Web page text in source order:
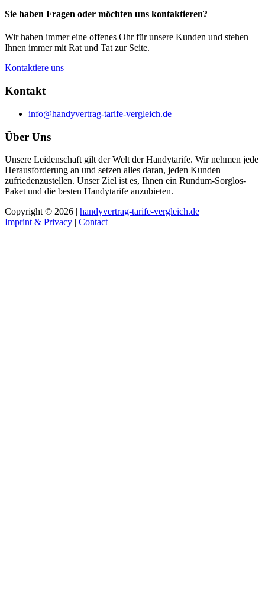
Sie haben Fragen oder möchten uns kontaktieren?
Wir haben immer eine offenes Ohr für unsere Kunden und stehen
Ihnen immer mit Rat und Tat zur Seite.
Kontaktiere uns
Kontakt
info@handyvertrag-tarife-vergleich.de
Über Uns
Unsere Leidenschaft gilt der Welt der Handytarife. Wir nehmen jede
Herausforderung an und setzen alles daran, jeden Kunden
zufriedenzustellen. Unser Ziel ist es, Ihnen ein Rundum-Sorglos-
Paket und die besten Handytarife anzubieten.
Copyright © 2026 | handyvertrag-tarife-vergleich.de
Imprint & Privacy | Contact